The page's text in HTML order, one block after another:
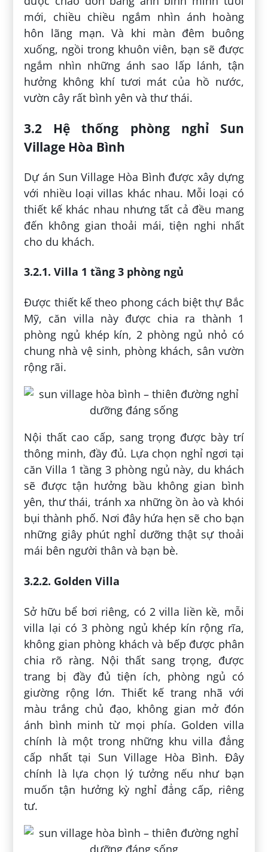
mới, chiều chiều ngắm nhìn ánh hoàng
hôn lãng mạn. Và khi màn đêm buông
xuống, ngồi trong khuôn viên, bạn sẽ được
ngắm nhìn những ánh sao lấp lánh, tận
hưởng không khí tươi mát của hồ nước,
vườn cây rất bình yên và thư thái.
3.2 Hệ thống phòng nghỉ Sun
Village Hòa Bình
Dự án Sun Village Hòa Bình được xây dựng
với nhiều loại villas khác nhau. Mỗi loại có
thiết kế khác nhau nhưng tất cả đều mang
đến không gian thoải mái, tiện nghi nhất
cho du khách.
3.2.1. Villa 1 tầng 3 phòng ngủ
Được thiết kế theo phong cách biệt thự Bắc
Mỹ, căn villa này được chia ra thành 1
phòng ngủ khép kín, 2 phòng ngủ nhỏ có
chung nhà vệ sinh, phòng khách, sân vườn
rộng rãi.
Nội thất cao cấp, sang trọng được bày trí
thông minh, đầy đủ. Lựa chọn nghỉ ngơi tại
căn Villa 1 tầng 3 phòng ngủ này, du khách
sẽ được tận hưởng bầu không gian bình
yên, thư thái, tránh xa những ồn ào và khói
bụi thành phố. Nơi đây hứa hẹn sẽ cho bạn
những giây phút nghỉ dưỡng thật sự thoải
mái bên người thân và bạn bè.
3.2.2. Golden Villa
Sở hữu bể bơi riêng, có 2 villa liền kề, mỗi
villa lại có 3 phòng ngủ khép kín rộng rĩa,
không gian phòng khách và bếp được phân
chia rõ ràng. Nội thất sang trọng, được
trang bị đầy đủ tiện ích, phòng ngủ có
giường rộng lớn. Thiết kế trang nhã với
màu trắng chủ đạo, không gian mở đón
ánh bình minh từ mọi phía. Golden villa
chính là một trong những khu villa đẳng
cấp nhất tại Sun Village Hòa Bình. Đây
chính là lựa chọn lý tưởng nếu như bạn
muốn tận hưởng kỳ nghỉ đẳng cấp, riêng
tư.